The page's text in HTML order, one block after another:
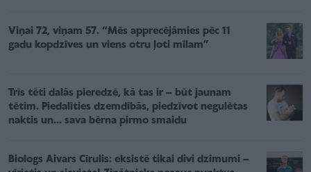
Viņai 72, viņam 57. “Mēs apprecējāmies pēc 11
gadu kopdzīves un viens otru ļoti mīlam”
Trīs tēti dalās pieredzē, kā tas ir – būt jaunam
tētim. Piedalīties dzemdībās, piedzīvot negulētas
naktis un... sava bērna pirmo smaidu
Biologs Aivars Cīrulis: eksistē tikai divi dzimumi –